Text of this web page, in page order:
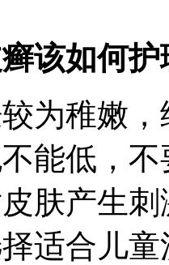
该如何
为稚嫩
能低，
肤产生
适合儿